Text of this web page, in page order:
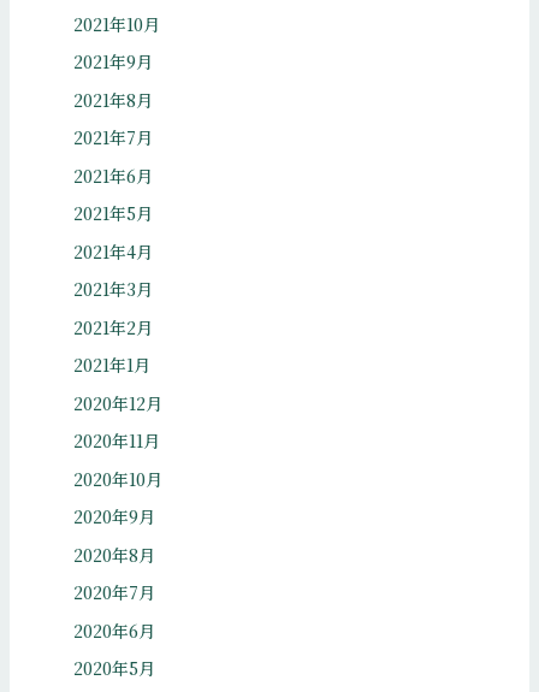
2021年10月
2021年9月
2021年8月
2021年7月
2021年6月
2021年5月
2021年4月
2021年3月
2021年2月
2021年1月
2020年12月
2020年11月
2020年10月
2020年9月
2020年8月
2020年7月
2020年6月
2020年5月